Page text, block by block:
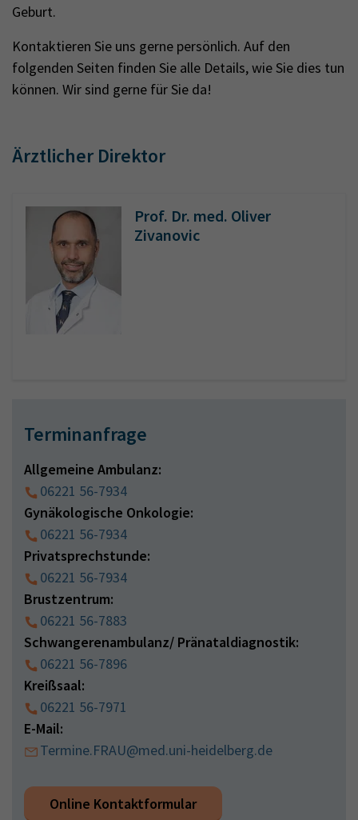
Geburt.
Kontaktieren Sie uns gerne persönlich. Auf den
folgenden Seiten finden Sie alle Details, wie Sie dies tun
können. Wir sind gerne für Sie da!
Ärztlicher Direktor
Prof. Dr. med. Oliver
Zivanovic
Terminanfrage
Allgemeine Ambulanz:
06221 56-7934
Gynäkologische Onkologie:
06221 56-7934
Privatsprechstunde:
06221 56-7934
Brustzentrum:
06221 56-7883
Schwangerenambulanz/ Pränataldiagnostik:
06221 56-7896
Kreißsaal:
06221 56-7971
E-Mail:
Termine.FRAU@med.uni-heidelberg.de
Online Kontaktformular